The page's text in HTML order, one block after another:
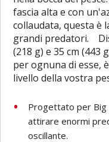
fascia alta e con
collaudata, questa è
grandi predatori.
(218 g) e 35 cm (443
per ognuna di esse,
livello della vostra
Progettato per Big
attirare enormi
oscillante.